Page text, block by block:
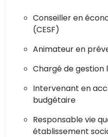
Conseiller en
(CESF)
Animateur en
Chargé de gestion
Intervenant en
budgétaire
Responsable vie
établissement